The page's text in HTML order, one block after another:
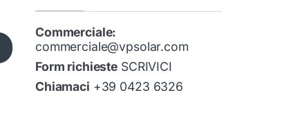
Commerciale:
commerciale@vpsolar.com
Form richieste SCRIVICI
Chiamaci +39 0423 6326